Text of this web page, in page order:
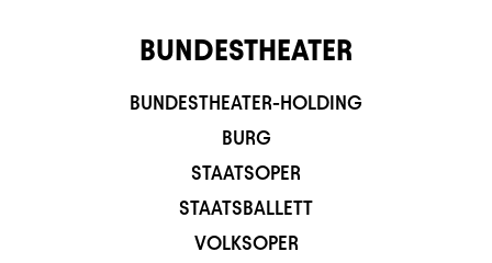
BUNDESTHEATER
BUNDESTHEATER-HOLDING
BURG
STAATSOPER
STAATSBALLETT
VOLKSOPER